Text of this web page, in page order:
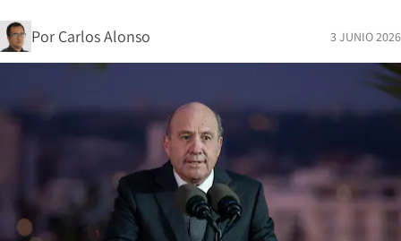
Por Carlos Alonso 3 JUNIO 2026